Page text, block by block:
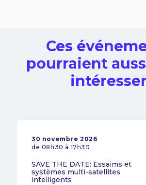
Ces
pourraient
intéresser
30 novembre 2026
de 08h30 à 17h30
SAVE THE DATE: Essaims et
systèmes multi-satellites
intelligents